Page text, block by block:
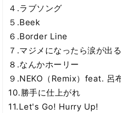
４.ラブソング
５.Beek
６.Border Line
７.マジメになったら涙が出
８.なんかホーリー
９.NEKO（Remix）feat. 呂
10.勝手に仕上がれ
11.Let's Go! Hurry Up!